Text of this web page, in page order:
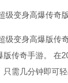
级变身高爆传奇
级变身高爆版传
版传奇手游。 在
需几分钟即可轻